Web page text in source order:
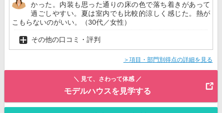
かった。内装も思った通りの床の色で落ち着きがあって
過ごしやすい。夏は室内でも比較的涼しく感じた。熱が
こもらないのがいい。（30代／女性）
その他の口コミ・評判
＞項目・部門別得点の詳細を見る
＼ 見て、さわって体感 ／
モデルハウスを見学する